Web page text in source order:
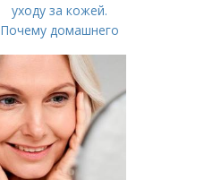
уходу за кожей.
Почему домашнего